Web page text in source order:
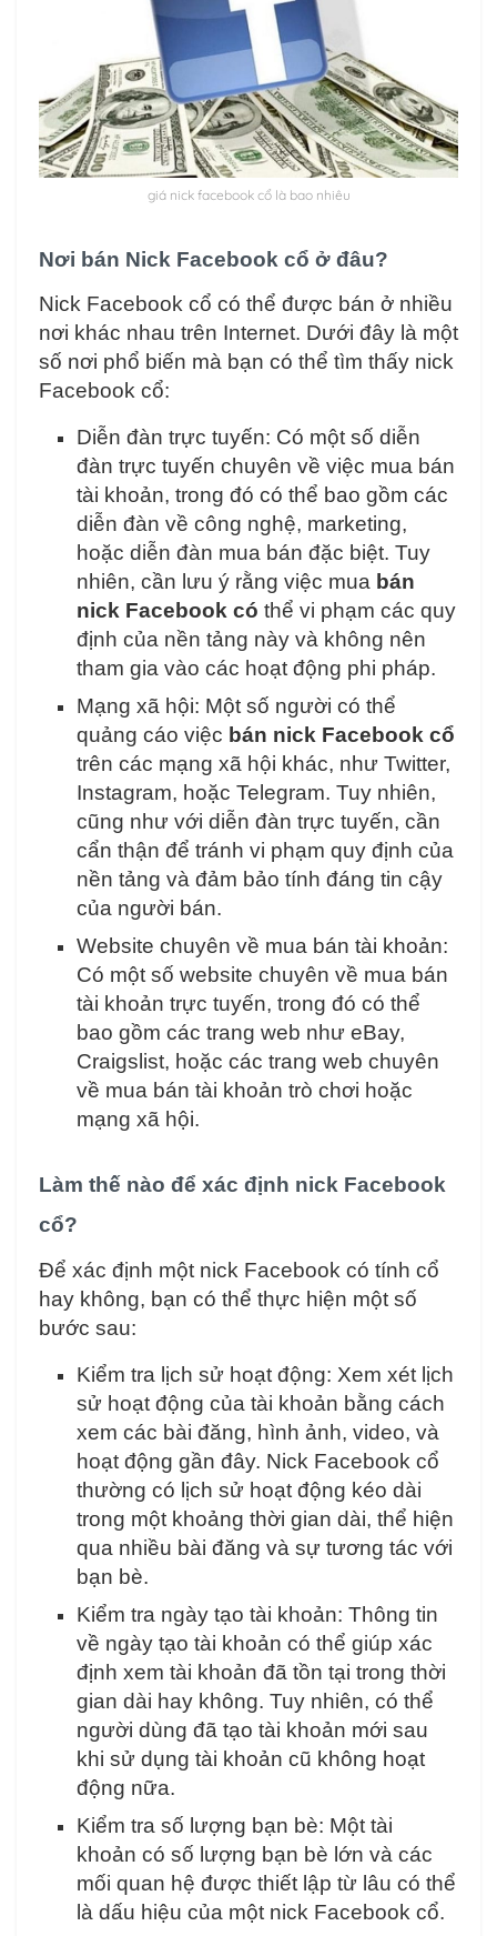
giá nick facebook cổ là bao nhiêu
Nơi bán Nick Facebook cổ ở đâu?
Nick Facebook cổ có thể được bán ở nhiều
nơi khác nhau trên Internet. Dưới đây là một
số nơi phổ biến mà bạn có thể tìm thấy nick
Facebook cổ:
Diễn đàn trực tuyến: Có một số diễn
đàn trực tuyến chuyên về việc mua bán
tài khoản, trong đó có thể bao gồm các
diễn đàn về công nghệ, marketing,
hoặc diễn đàn mua bán đặc biệt. Tuy
nhiên, cần lưu ý rằng việc mua bán
nick Facebook có thể vi phạm các quy
định của nền tảng này và không nên
tham gia vào các hoạt động phi pháp.
Mạng xã hội: Một số người có thể
quảng cáo việc bán nick Facebook cổ
trên các mạng xã hội khác, như Twitter,
Instagram, hoặc Telegram. Tuy nhiên,
cũng như với diễn đàn trực tuyến, cần
cẩn thận để tránh vi phạm quy định của
nền tảng và đảm bảo tính đáng tin cậy
của người bán.
Website chuyên về mua bán tài khoản:
Có một số website chuyên về mua bán
tài khoản trực tuyến, trong đó có thể
bao gồm các trang web như eBay,
Craigslist, hoặc các trang web chuyên
về mua bán tài khoản trò chơi hoặc
mạng xã hội.
Làm thế nào để xác định nick Facebook
cổ?
Để xác định một nick Facebook có tính cổ
hay không, bạn có thể thực hiện một số
bước sau:
Kiểm tra lịch sử hoạt động: Xem xét lịch
sử hoạt động của tài khoản bằng cách
xem các bài đăng, hình ảnh, video, và
hoạt động gần đây. Nick Facebook cổ
thường có lịch sử hoạt động kéo dài
trong một khoảng thời gian dài, thể hiện
qua nhiều bài đăng và sự tương tác với
bạn bè.
Kiểm tra ngày tạo tài khoản: Thông tin
về ngày tạo tài khoản có thể giúp xác
định xem tài khoản đã tồn tại trong thời
gian dài hay không. Tuy nhiên, có thể
người dùng đã tạo tài khoản mới sau
khi sử dụng tài khoản cũ không hoạt
động nữa.
Kiểm tra số lượng bạn bè: Một tài
khoản có số lượng bạn bè lớn và các
mối quan hệ được thiết lập từ lâu có thể
là dấu hiệu của một nick Facebook cổ.